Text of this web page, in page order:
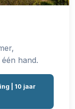
hand.
| 10 jaar